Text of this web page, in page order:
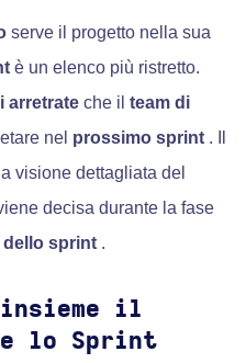
serve il progetto nella sua
è un elenco più ristretto.
arretrate che il team di
nel prossimo sprint . Il
visione dettagliata del
decisa durante la fase
sprint .
insieme il
e lo Sprint